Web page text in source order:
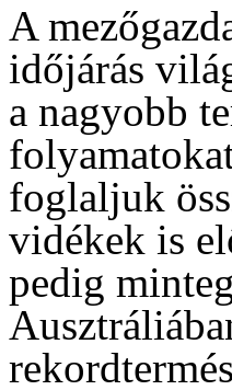
A
időjárás
a nagyobb
foglaljuk
vidékek is
pedig